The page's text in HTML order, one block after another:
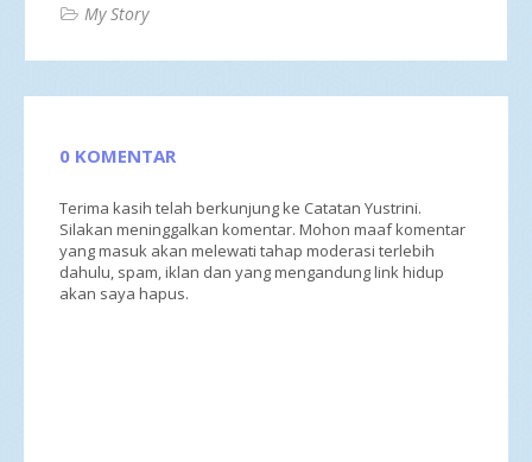
My Story
0 KOMENTAR
Terima kasih telah berkunjung ke Catatan Yustrini.
Silakan meninggalkan komentar. Mohon maaf komentar
yang masuk akan melewati tahap moderasi terlebih
dahulu, spam, iklan dan yang mengandung link hidup
akan saya hapus.